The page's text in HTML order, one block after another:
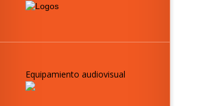
Equipamiento audiovisual